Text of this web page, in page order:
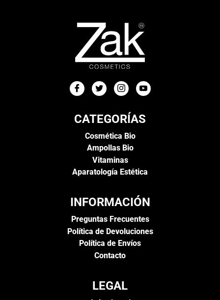
CATEGORÍAS
Cosmética Bio
Ampollas Bio
Vitaminas
Aparatología Estética
INFORMACIÓN
Preguntas Frecuentes
Política de Devoluciones
Política de Envíos
Contacto
LEGAL